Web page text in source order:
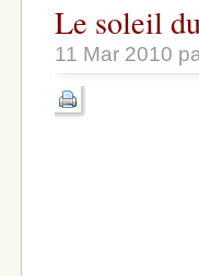
Le soleil
11 Mar 2010